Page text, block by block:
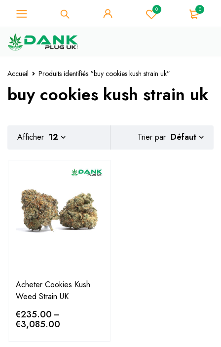
0 0
Accueil Produits identifiés “buy cookies kush strain uk”
buy cookies kush strain uk
Trier par Défaut
Afficher 12
Acheter Cookies Kush
Weed Strain UK
€235.00–
€3,085.00
Pour les amateurs d'herbe -
Obtenez une remise instantanée de
10% sur chaque achat - Code de
coupon "WELCOME10".